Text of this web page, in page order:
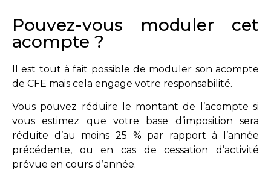
Pouvez-vous moduler cet
acompte ?
Il est tout à fait possible de moduler son acompte
de CFE mais cela engage votre responsabilité.
Vous pouvez réduire le montant de l’acompte si
vous estimez que votre base d’imposition sera
réduite d’au moins 25 % par rapport à l’année
précédente, ou en cas de cessation d’activité
prévue en cours d’année.